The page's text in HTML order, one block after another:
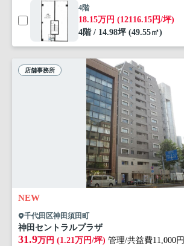
4階
18.15万円 (12116.15円/坪)
4階 / 14.98坪 (49.55㎡)
店舗事務所
NEW
千代田区神田須田町
神田セントラルプラザ
31.9万円 (1.21万円/坪) 管理/共益費11,000円